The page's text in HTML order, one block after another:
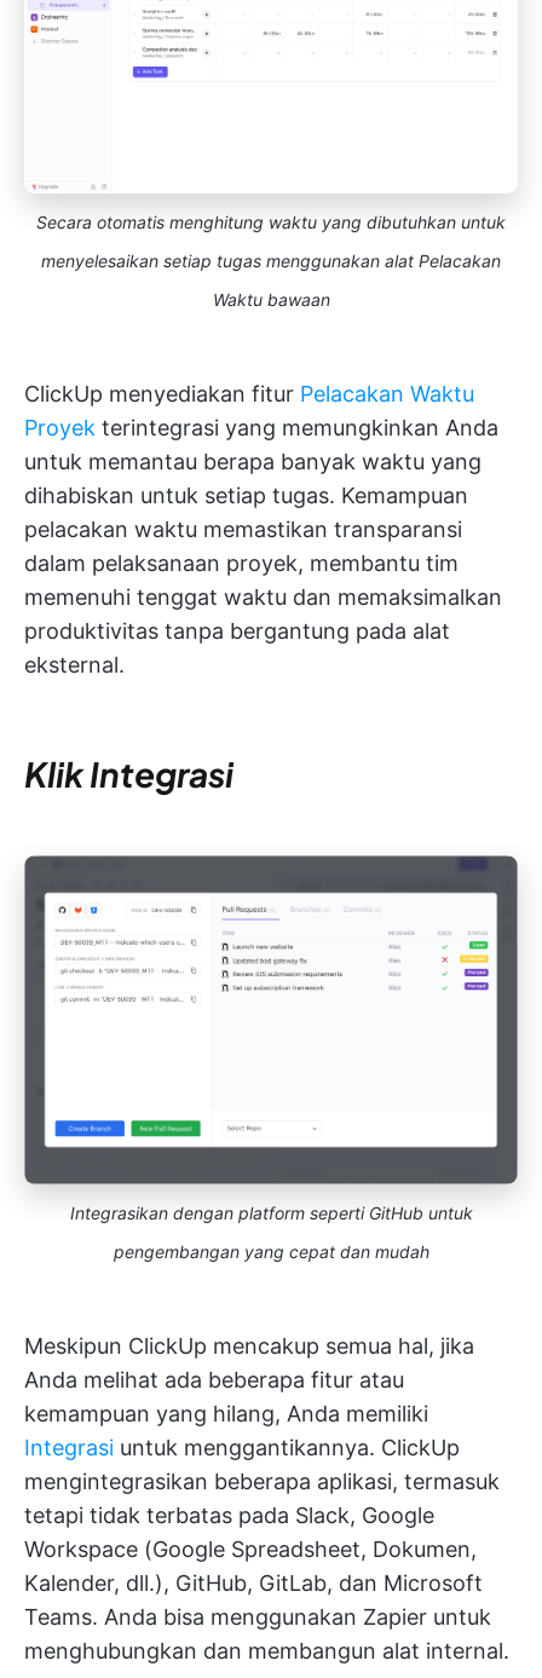
Secara otomatis menghitung waktu yang dibutuhkan untuk
menyelesaikan setiap tugas menggunakan alat Pelacakan
Waktu bawaan
ClickUp menyediakan fitur Pelacakan Waktu
Proyek terintegrasi yang memungkinkan Anda
untuk memantau berapa banyak waktu yang
dihabiskan untuk setiap tugas. Kemampuan
pelacakan waktu memastikan transparansi
dalam pelaksanaan proyek, membantu tim
memenuhi tenggat waktu dan memaksimalkan
produktivitas tanpa bergantung pada alat
eksternal.
Klik Integrasi
Integrasikan dengan platform seperti GitHub untuk
pengembangan yang cepat dan mudah
Meskipun ClickUp mencakup semua hal, jika
Anda melihat ada beberapa fitur atau
kemampuan yang hilang, Anda memiliki
Integrasi untuk menggantikannya. ClickUp
mengintegrasikan beberapa aplikasi, termasuk
tetapi tidak terbatas pada Slack, Google
Workspace (Google Spreadsheet, Dokumen,
Kalender, dll.), GitHub, GitLab, dan Microsoft
Teams. Anda bisa menggunakan Zapier untuk
menghubungkan dan membangun alat internal.